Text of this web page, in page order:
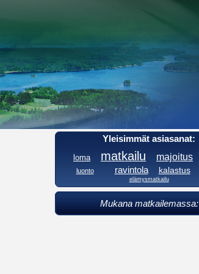
Yleisimmät asiasanat:
loma matkailu majoitus
luonto ravintola kalastus
elämysmatkailu
Mukana matkailemassa: